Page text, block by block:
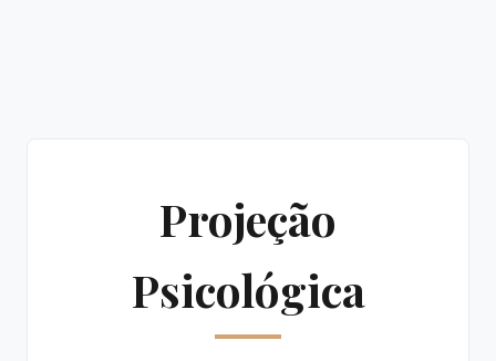
Projeção
Psicológica